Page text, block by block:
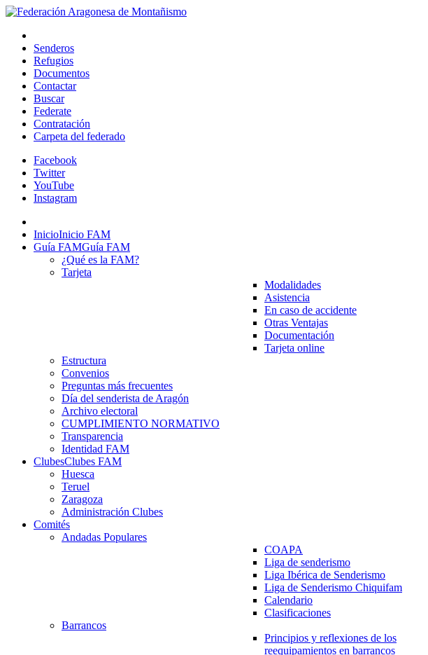
Senderos
Refugios
Documentos
Contactar
Buscar
Federate
Contratación
Carpeta del federado
Facebook
Twitter
YouTube
Instagram
InicioInicio FAM
Guía FAMGuía FAM
¿Qué es la FAM?
Tarjeta
Modalidades
Asistencia
En caso de accidente
Otras Ventajas
Documentación
Tarjeta online
Estructura
Convenios
Preguntas más frecuentes
Día del senderista de Aragón
Archivo electoral
CUMPLIMIENTO NORMATIVO
Transparencia
Identidad FAM
ClubesClubes FAM
Huesca
Teruel
Zaragoza
Administración Clubes
Comités
Andadas Populares
COAPA
Liga de senderismo
Liga Ibérica de Senderismo
Liga de Senderismo Chiquifam
Calendario
Clasificaciones
Barrancos
Principios y reflexiones de los
reequipamientos en barrancos